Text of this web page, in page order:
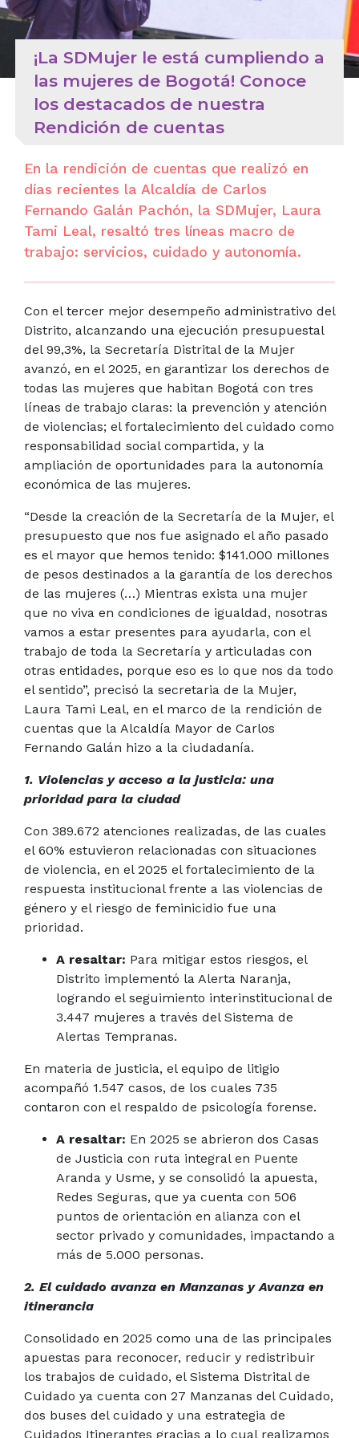
¡La SDMujer le está cumpliendo a
las mujeres de Bogotá! Conoce
los destacados de nuestra
Rendición de cuentas
En la rendición de cuentas que realizó en
días recientes la Alcaldía de Carlos
Fernando Galán Pachón, la SDMujer, Laura
Tami Leal, resaltó tres líneas macro de
trabajo: servicios, cuidado y autonomía.
Con el tercer mejor desempeño administrativo del
Distrito, alcanzando una ejecución presupuestal
del 99,3%, la Secretaría Distrital de la Mujer
avanzó, en el 2025, en garantizar los derechos de
todas las mujeres que habitan Bogotá con tres
líneas de trabajo claras: la prevención y atención
de violencias; el fortalecimiento del cuidado como
responsabilidad social compartida, y la
ampliación de oportunidades para la autonomía
económica de las mujeres.
“Desde la creación de la Secretaría de la Mujer, el
presupuesto que nos fue asignado el año pasado
es el mayor que hemos tenido: $141.000 millones
de pesos destinados a la garantía de los derechos
de las mujeres (…) Mientras exista una mujer
que no viva en condiciones de igualdad, nosotras
vamos a estar presentes para ayudarla, con el
trabajo de toda la Secretaría y articuladas con
otras entidades, porque eso es lo que nos da todo
el sentido”, precisó la secretaria de la Mujer,
Laura Tami Leal, en el marco de la rendición de
cuentas que la Alcaldía Mayor de Carlos
Fernando Galán hizo a la ciudadanía.
1. Violencias y acceso a la justicia: una
prioridad para la ciudad
Con 389.672 atenciones realizadas, de las cuales
el 60% estuvieron relacionadas con situaciones
de violencia, en el 2025 el fortalecimiento de la
respuesta institucional frente a las violencias de
género y el riesgo de feminicidio fue una
prioridad.
A resaltar: Para mitigar estos riesgos, el
Distrito implementó la Alerta Naranja,
logrando el seguimiento interinstitucional de
3.447 mujeres a través del Sistema de
Alertas Tempranas.
En materia de justicia, el equipo de litigio
acompañó 1.547 casos, de los cuales 735
contaron con el respaldo de psicología forense.
A resaltar: En 2025 se abrieron dos Casas
de Justicia con ruta integral en Puente
Aranda y Usme, y se consolidó la apuesta,
Redes Seguras, que ya cuenta con 506
puntos de orientación en alianza con el
sector privado y comunidades, impactando a
más de 5.000 personas.
2. El cuidado avanza en Manzanas y Avanza en
itinerancia
Consolidado en 2025 como una de las principales
apuestas para reconocer, reducir y redistribuir
los trabajos de cuidado, el Sistema Distrital de
Cuidado ya cuenta con 27 Manzanas del Cuidado,
dos buses del cuidado y una estrategia de
Cuidados Itinerantes gracias a lo cual realizamos